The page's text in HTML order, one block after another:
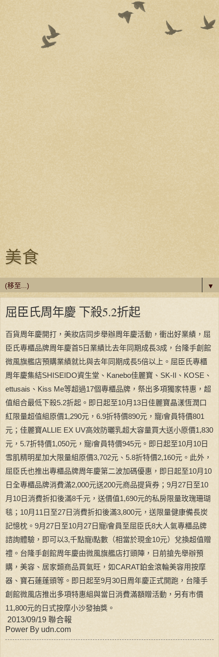
美食
▼
屈臣氏周年慶 下殺5.2折起
百貨周年慶開打，美妝店同步舉辦周年慶活動，衝出好業績，屈
臣氏專櫃品牌周年慶首5日業績比去年同期成長3成，台隆手創館
微風旗艦店預購業績就比與去年同期成長5倍以上。 屈臣氏專櫃
周年慶集結SHISEIDO資生堂、Kanebo佳麗寶、SK-II、KOSE、
ettusais、Kiss Me等超過17個專櫃品牌，祭出多項獨家特惠，超
值組合最低下殺5.2折起。即日起至10月13日佳麗寶晶漾恆潤口
紅限量超值組原價1,290元，6.9折特價890元，寵i會員特價801
元；佳麗寶ALLIE EX UV高效防曬乳超大容量買大送小原價1,830
元，5.7折特價1,050元，寵i會員特價945元。即日起至10月10日
雪肌精明星加大限量組原價3,702元、5.8折特價2,160元。此外，
屈臣氏也推出專櫃品牌周年慶第二波加碼優惠，即日起至10月10
日全專櫃品牌消費滿2,000元送200元商品提貨券；9月27日至10
月10日消費折扣後滿8千元，送價值1,690元的私房限量玫瑰珊瑚
毯；10月11日至27日消費折扣後滿3,800元，送限量健康備長炭
記憶枕。9月27日至10月27日寵i會員至屈臣氏8大人氣專櫃品牌
諮詢體驗，即可以3,千點寵i點數（相當於現金10元）兌換超值贈
禮。台隆手創館周年慶由微風旗艦店打頭陣，日前搶先舉辦預
購，美容、居家類商品買氣旺，如CARAT鉑金滾輪美容用按摩
器、寶石蓮蓬頭等。即日起至9月30日周年慶正式開跑，台隆手
創館微風店推出多項特惠組與當日消費滿額贈活動，另有市價
11,800元的日式按摩小沙發抽獎。
2013/09/19 聯合報
Power By udn.com